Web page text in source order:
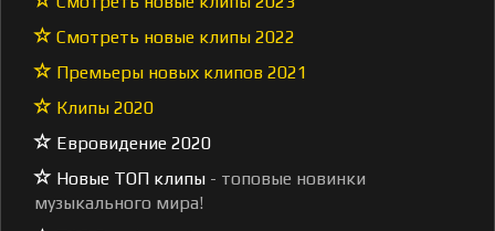
Смотреть новые клипы 2022
Премьеры новых клипов 2021
Клипы 2020
Евровидение 2020
Новые ТОП клипы - топовые новинки
музыкального мира!